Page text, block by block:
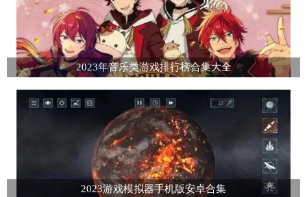
2023年音乐类游戏排行榜合集大全
2023游戏模拟器手机版安卓合集